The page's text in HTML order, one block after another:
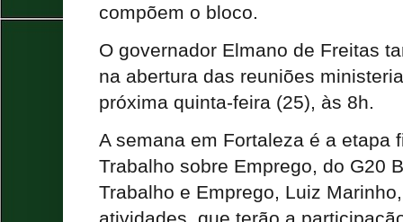
compõem o bloco.
O governador Elmano de Freitas
na abertura das reuniões
próxima quinta-feira (25), às 8h.
A semana em Fortaleza é a etapa
Trabalho sobre Emprego, do G20
Trabalho e Emprego, Luiz